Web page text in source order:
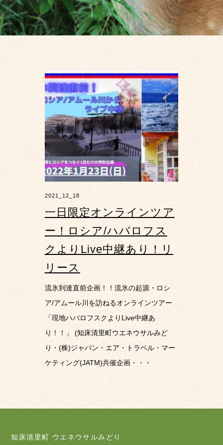
2021_12_18
一日限定オンラインツア
ー！ロシア/ハバロフス
クよりLive中継あり！リ
リース
流氷到達直前企画！！流氷の起源・ロシ
ア/アムール川を訪ねるオンラインツアー
「現地ハバロフスクよりLive中継あ
り！！」 (知床清里町ウエネウサルみど
り・(株)ジャパン・エア・トラベル・マー
ケティング(JATM)共催企画・・・
知床清里町 ウエネウサルみどり